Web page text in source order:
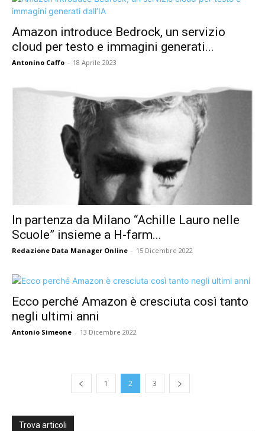
Amazon introduce Bedrock, un servizio
cloud per testo e immagini generati...
Antonino Caffo - 18 Aprile 2023
In partenza da Milano “Achille Lauro nelle
Scuole” insieme a H-farm...
Redazione Data Manager Online - 15 Dicembre 2022
Ecco perché Amazon è cresciuta così tanto
negli ultimi anni
Antonio Simeone - 13 Dicembre 2022
1 2 3
Trova articoli